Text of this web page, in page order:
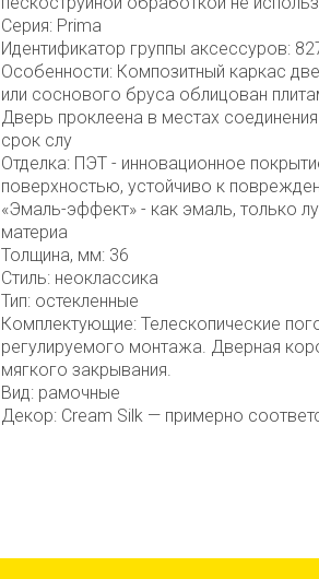
Серия: Prima
Идентификатор группы аксессуров:
Особенности: Композитный каркас
или соснового бруса облицован
Дверь проклеена в местах
срок слу
Отделка: ПЭТ - инновационное
поверхностью, устойчиво к
«Эмаль-эффект» - как эмаль, только
материа
Толщина, мм: 36
Стиль: неоклассика
Тип: остекленные
Комплектующие: Телескопические
регулируемого монтажа. Дверная
мягкого закрывания.
Вид: рамочные
Декор: Cream Silk — примерно